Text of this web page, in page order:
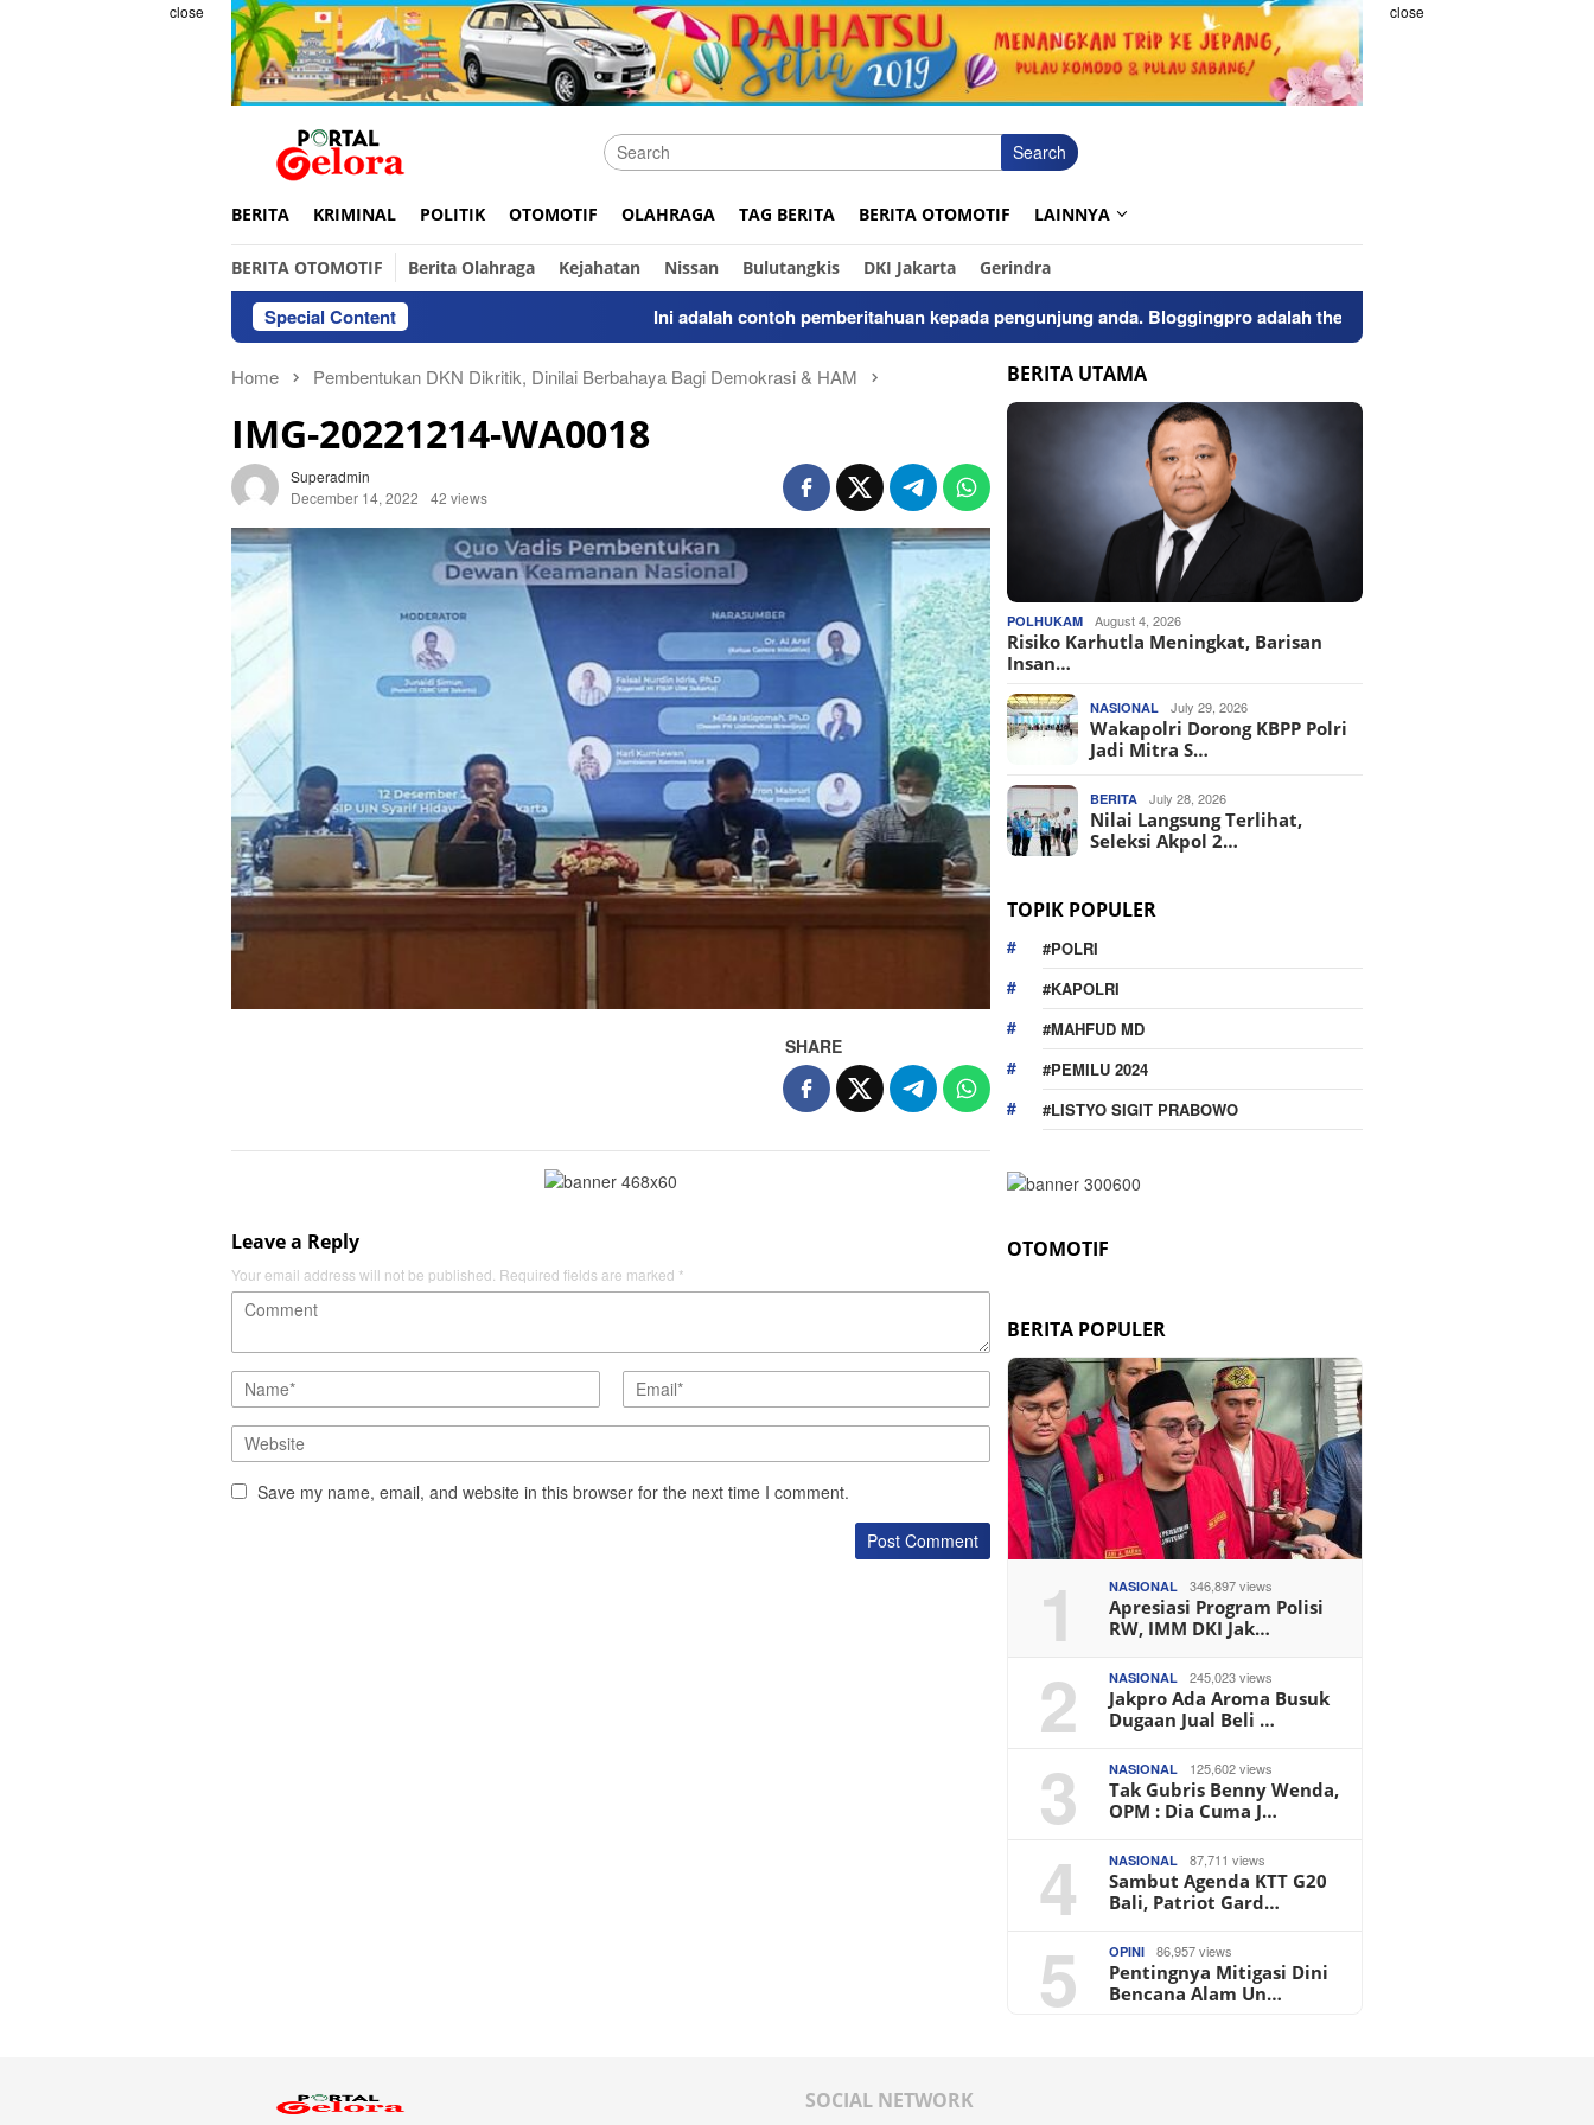
close close
Search
BERITA KRIMINAL POLITIK OTOMOTIF OLAHRAGA TAG BERITA BERITA OTOMOTIF LAINNYA
BERITA OTOMOTIF Berita Olahraga Kejahatan Nissan Bulutangkis DKI Jakarta Gerindra
Special Content Ini adalah contoh pemberitahuan kepada pengunjung anda. Bloggingpro adalah theme wordpress bersih dan seo
Home Pembentukan DKN Dikritik, Dinilai Berbahaya Bagi Demokrasi & HAM
IMG-20221214-WA0018
Superadmin
December 14, 2022
42 views
SHARE
Leave a Reply
Your email address will not be published. Required fields are marked *
Save my name, email, and website in this browser for the next time I comment.
BERITA UTAMA
POLHUKAM August 4, 2026
Risiko Karhutla Meningkat, Barisan
Insan…
NASIONAL July 29, 2026
Wakapolri Dorong KBPP Polri
Jadi Mitra S…
BERITA July 28, 2026
Nilai Langsung Terlihat,
Seleksi Akpol 2…
TOPIK POPULER
#POLRI
#KAPOLRI
#MAHFUD MD
#PEMILU 2024
#LISTYO SIGIT PRABOWO
OTOMOTIF
BERITA POPULER
1 NASIONAL 346,897 views
Apresiasi Program Polisi
RW, IMM DKI Jak…
2 NASIONAL 245,023 views
Jakpro Ada Aroma Busuk
Dugaan Jual Beli …
3 NASIONAL 125,602 views
Tak Gubris Benny Wenda,
OPM : Dia Cuma J…
4 NASIONAL 87,711 views
Sambut Agenda KTT G20
Bali, Patriot Gard…
5 OPINI 86,957 views
Pentingnya Mitigasi Dini
Bencana Alam Un…
SOCIAL NETWORK